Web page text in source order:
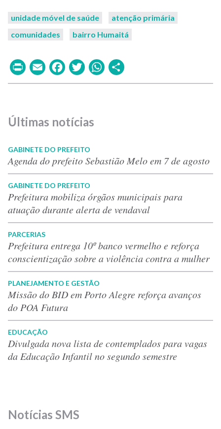
unidade móvel de saúde
atenção primária
comunidades
bairro Humaitá
PrintEmailFacebook
TwitterWhatsApp
Últimas notícias
GABINETE DO PREFEITO
Agenda do prefeito Sebastião Melo em 7 de agosto
GABINETE DO PREFEITO
Prefeitura mobiliza órgãos municipais para
atuação durante alerta de vendaval
PARCERIAS
Prefeitura entrega 10º banco vermelho e reforça
conscientização sobre a violência contra a mulher
PLANEJAMENTO E GESTÃO
Missão do BID em Porto Alegre reforça avanços
do POA Futura
EDUCAÇÃO
Divulgada nova lista de contemplados para vagas
da Educação Infantil no segundo semestre
Notícias SMS